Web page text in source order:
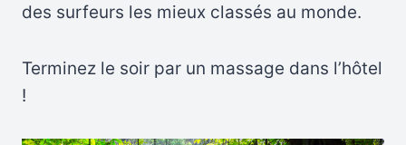
des surfeurs les mieux classés au monde.
Terminez le soir par un massage dans l’hôtel
!